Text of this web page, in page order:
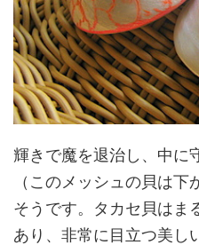
輝きで魔を退治し、中に
（このメッシュの貝は
そうです。タカセ貝はま
あり、非常に目立つ美し